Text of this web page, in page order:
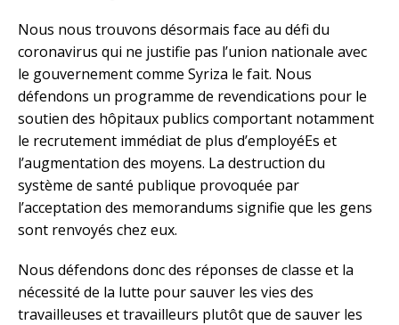
Nous nous trouvons désormais face au défi du
coronavirus qui ne justifie pas l’union nationale avec
le gouvernement comme Syriza le fait. Nous
défendons un programme de revendications pour le
soutien des hôpitaux publics comportant notamment
le recrutement immédiat de plus d’employéEs et
l’augmentation des moyens. La destruction du
système de santé publique provoquée par
l’acceptation des memorandums signifie que les gens
sont renvoyés chez eux.
Nous défendons donc des réponses de classe et la
nécessité de la lutte pour sauver les vies des
travailleuses et travailleurs plutôt que de sauver les